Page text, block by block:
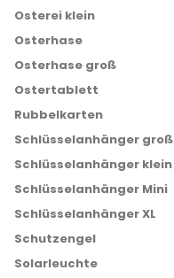
Osterei klein
Osterhase
Osterhase groß
Ostertablett
Rubbelkarten
Schlüsselanhänger groß
Schlüsselanhänger klein
Schlüsselanhänger Mini
Schlüsselanhänger XL
Schutzengel
Solarleuchte